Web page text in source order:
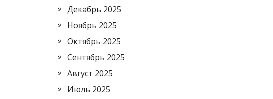
Декабрь 2025
Ноябрь 2025
Октябрь 2025
Сентябрь 2025
Август 2025
Июль 2025